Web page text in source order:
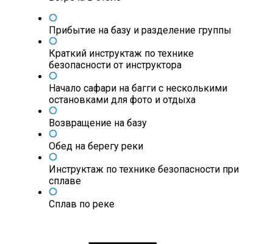
Прибытие на базу и разделение группы
Краткий инструктаж по технике
безопасности от инструктора
Начало сафари на багги с несколькими
остановками для фото и отдыха
Возвращение на базу
Обед на берегу реки
Инструктаж по технике безопасности при
сплаве
Сплав по реке